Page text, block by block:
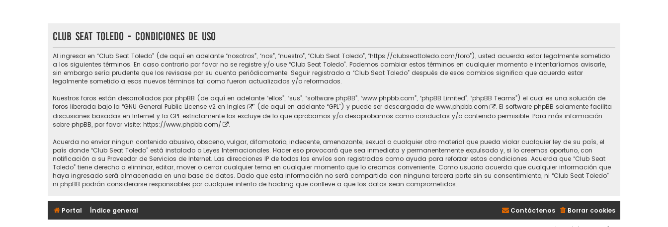
Club Seat Toledo - Condiciones de uso
Al ingresar en “Club Seat Toledo” (de aquí en adelante “nosotros”, “nos”, “nuestro”, “Club Seat Toledo”, “https://clubseattoledo.com/foro”), usted acuerda estar legalmente sometido
a los siguientes términos. En caso contrario por favor no se registre y/o use “Club Seat Toledo”. Podemos cambiar estos términos en cualquier momento e intentaríamos avisarle,
sin embargo sería prudente que los revisase por su cuenta periódicamente. Seguir registrado a “Club Seat Toledo” después de esos cambios significa que acuerda estar
legalmente sometido a esos nuevos términos tal como fueron actualizados y/o reformados.
Nuestros foros están desarrollados por phpBB (de aquí en adelante “ellos”, “sus”, “software phpBB”, “www.phpbb.com”, “phpBB Limited”, “phpBB Teams”) el cual es una solución de
foros liberada bajo la “GNU General Public License v2 en Ingles ” (de aquí en adelante “GPL”) y puede ser descargada de www.phpbb.com
. El software phpBB solamente facilita
discusiones basadas en Internet y la GPL estrictamente los excluye de lo que aprobamos y/o desaprobamos como conductas y/o contenido permisible. Para más información
sobre phpBB, por favor visite: https://www.phpbb.com/ .
Acuerda no enviar ningun contenido abusivo, obsceno, vulgar, difamatorio, indecente, amenazante, sexual o cualquier otro material que pueda violar cualquier ley de su país, el
país donde “Club Seat Toledo” está instalado o Leyes Internacionales. Hacer eso provocará que sea inmediata y permanentemente expulsado y, si lo creemos oportuno, con
notificación a su Proveedor de Servicios de Internet. Las direcciones IP de todos los envíos son registradas como ayuda para reforzar estas condiciones. Acuerda que “Club Seat
Toledo” tiene derecho a eliminar, editar, mover o cerrar cualquier tema en cualquier momento que lo creamos conveniente. Como usuario acuerda que cualquier información que
haya ingresado será almacenada en una base de datos. Dado que esta información no será compartida con ninguna tercera parte sin su consentimiento, ni “Club Seat Toledo”
ni phpBB podrán considerarse responsables por cualquier intento de hacking que conlleve a que los datos sean comprometidos.
Portal Índice general Borrar cookies
Contáctenos